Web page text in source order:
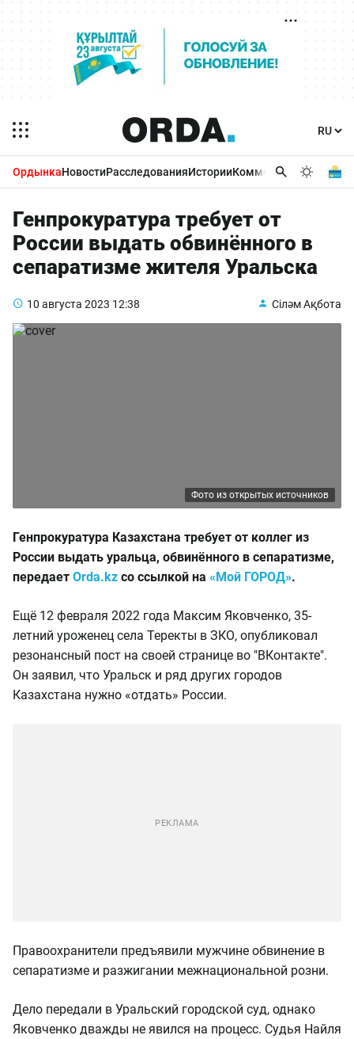
ОрдынкаНовостиРасследованияИсторииКомментарииБизнес
Генпрокуратура требует от
России выдать обвинённого в
сепаратизме жителя Уральска
10 августа 2023 12:38 Сіләм Ақбота
Фото из открытых источников
Генпрокуратура Казахстана требует от коллег из
России выдать уральца, обвинённого в сепаратизме,
передает Orda.kz со ссылкой на «Мой ГОРОД».
Ещё 12 февраля 2022 года Максим Яковченко, 35-
летний уроженец села Теректы в ЗКО, опубликовал
резонансный пост на своей странице во "ВКонтакте".
Он заявил, что Уральск и ряд других городов
Казахстана нужно «отдать» России.
Правоохранители предъявили мужчине обвинение в
сепаратизме и разжигании межнациональной розни.
Дело передали в Уральский городской суд, однако
Яковченко дважды не явился на процесс. Судья Найля